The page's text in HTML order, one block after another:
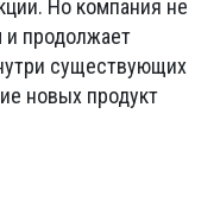
Но компания не
и продолжает
существующих
новых продукт